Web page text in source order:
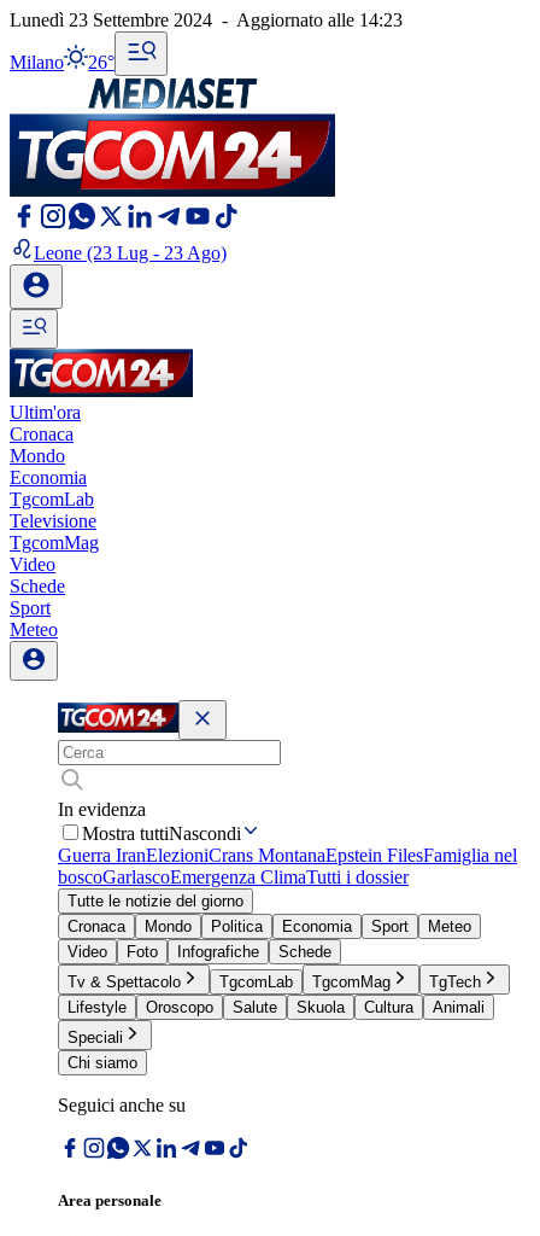
Lunedì 23 Settembre 2024 - Aggiornato alle 14:23
Milano 26°
Leone (23 Lug - 23 Ago)
Ultim'ora
Cronaca
Mondo
Economia
TgcomLab
Televisione
TgcomMag
Video
Schede
Sport
Meteo
In evidenza
Mostra tuttiNascondi
Guerra IranElezioniCrans MontanaEpstein FilesFamiglia nel
boscoGarlascoEmergenza ClimaTutti i dossier
Tutte le notizie del giorno
Cronaca
Mondo Politica Economia Sport
Meteo
Video
Foto Infografiche
Schede
Tv & Spettacolo
TgcomLab TgcomMag
TgTech
Lifestyle
Oroscopo Salute Skuola Cultura
Animali
Speciali
Chi siamo
Seguici anche su
Area personale